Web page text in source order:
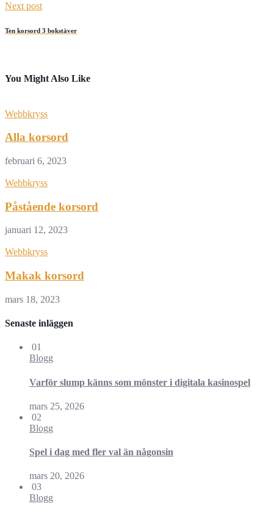
Next post
Ten korsord 3 bokstäver
You Might Also Like
Webbkryss
Alla korsord
februari 6, 2023
Webbkryss
Påstående korsord
januari 12, 2023
Webbkryss
Makak korsord
mars 18, 2023
Senaste inläggen
01
Blogg
Varför slump känns som mönster i digitala kasinospel
mars 25, 2026
02
Blogg
Spel i dag med fler val än någonsin
mars 20, 2026
03
Blogg